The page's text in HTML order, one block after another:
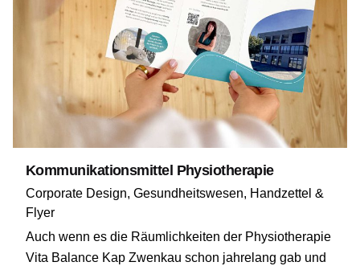
Kommunikationsmittel Physiotherapie
Corporate Design Gesundheitswesen
Handzettel &
Flyer
Auch wenn es die Räumlichkeiten der Physiotherapie
Vita Balance Kap Zwenkau schon jahrelang gab und